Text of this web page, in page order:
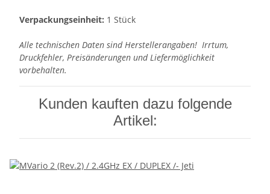
Verpackungseinheit: 1 Stück
Alle technischen Daten sind Herstellerangaben! Irrtum,
Druckfehler, Preisänderungen und Liefermöglichkeit
vorbehalten.
Kunden kauften dazu folgende
Artikel: